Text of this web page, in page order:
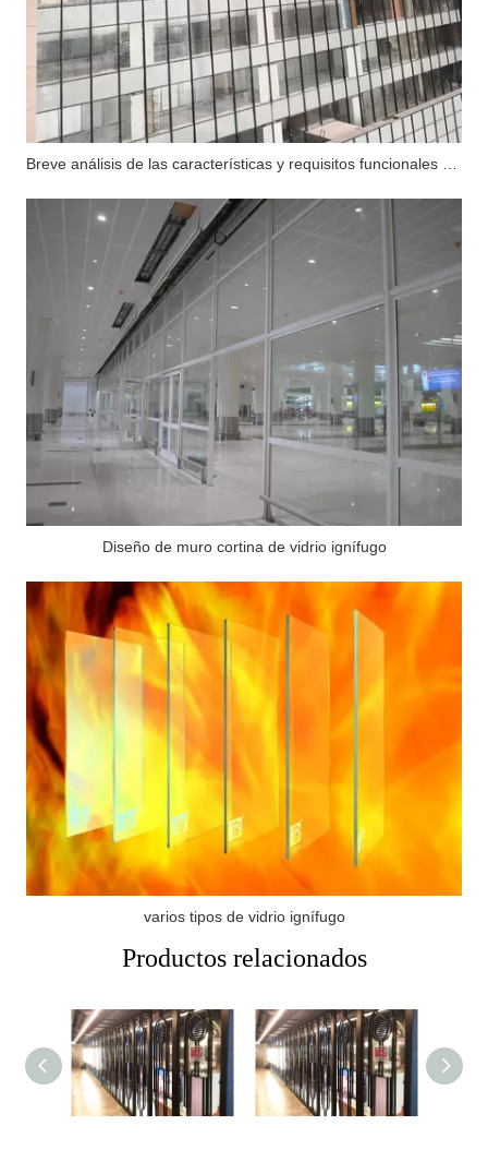
Diseño de muro cortina de vidrio ignífugo
varios tipos de vidrio ignífugo
Productos relacionados